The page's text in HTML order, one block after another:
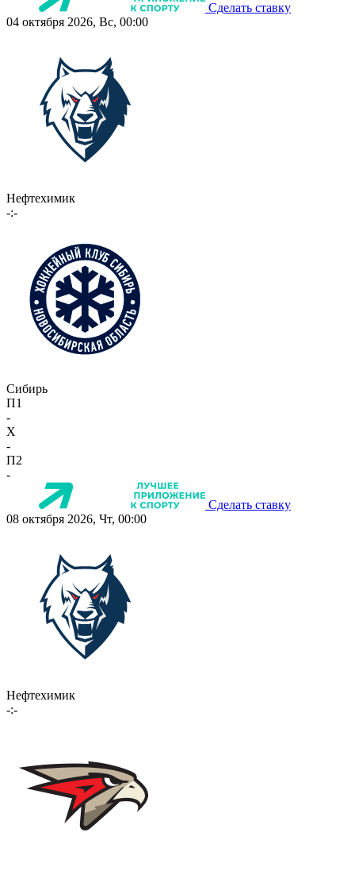
Сделать ставку
04 октября 2026, Вс, 00:00
Нефтехимик
-:-
Сибирь
П1
-
X
-
П2
-
Сделать ставку
08 октября 2026, Чт, 00:00
Нефтехимик
-:-